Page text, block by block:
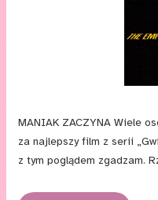
MANIAK ZACZYNA Wiele
za najlepszy film z serii
z tym poglądem zgadzam.